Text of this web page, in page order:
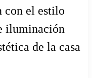
con el estilo
iluminación
de la casa